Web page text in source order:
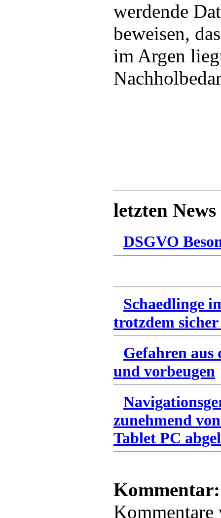
werdende
beweisen,
im Argen
letzten News
DSGVO
Schaedlinge
trotzdem
Gefahren
und vorbeugen
zunehmend
Tablet PC
Kommentar: